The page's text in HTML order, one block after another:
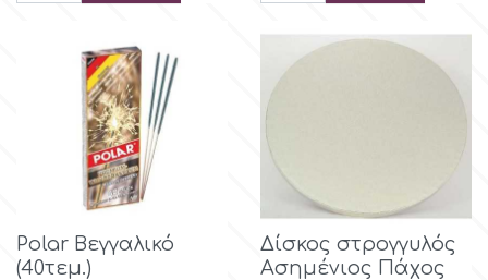
Martellato
Marvelous Molds
Polar Βεγγαλικό
(40τεμ.)
Δίσκος στρογγυλός
Ασημένιος Πάχος